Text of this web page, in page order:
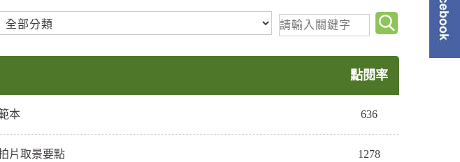
關
鍵
字
點閱率
本 636
片取景要點 1278
選
單